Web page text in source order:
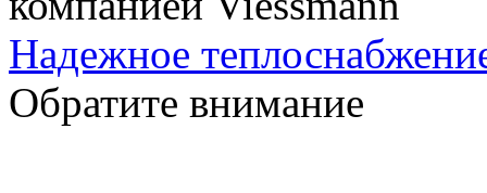
Надежное
Обратите внимание